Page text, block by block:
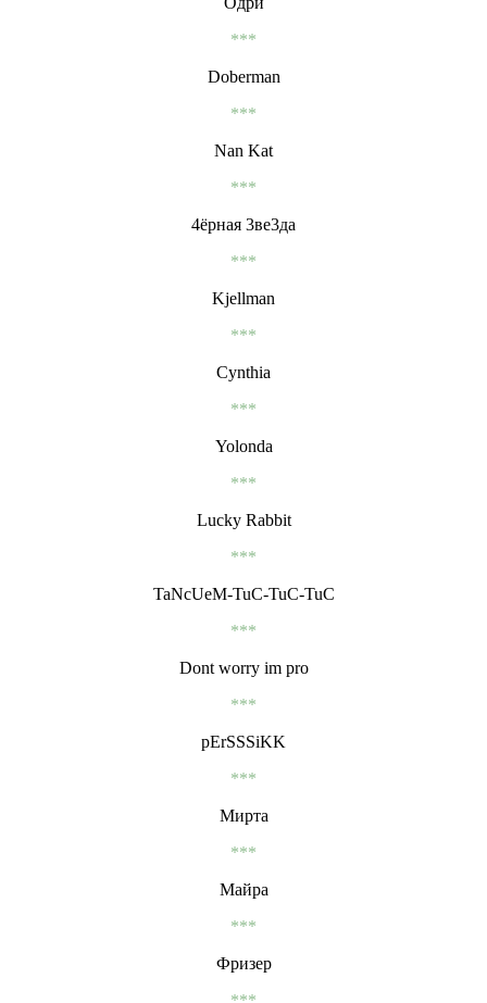
***
Doberman
***
Nan Kat
***
4ёрная 3ве3да
***
Kjellman
***
Cynthia
***
Yolonda
***
Lucky Rabbit
***
TaNcUeM-TuC-TuC-TuC
***
Dont worry im pro
***
pErSSSiKK
***
Мирта
***
Майра
***
Фризер